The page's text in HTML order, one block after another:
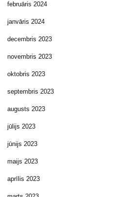
februāris 2024
janvāris 2024
decembris 2023
novembris 2023
oktobris 2023
septembris 2023
augusts 2023
jūlijs 2023
jūnijs 2023
maijs 2023
aprīlis 2023